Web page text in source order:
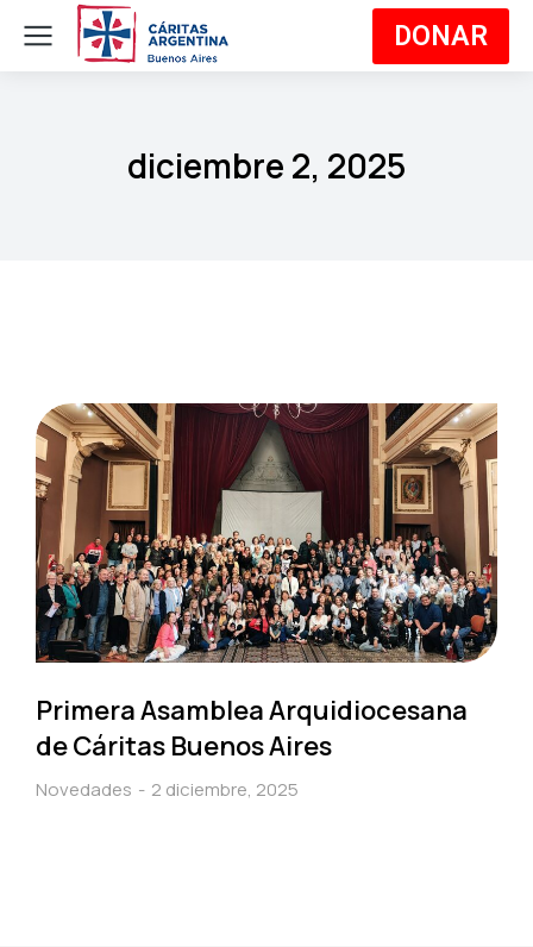
DONAR
diciembre 2, 2025
Primera Asamblea Arquidiocesana
de Cáritas Buenos Aires
Novedades 2 diciembre, 2025